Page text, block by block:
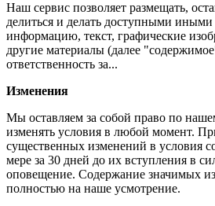
Наш сервис позволяет размещать,
делиться и делать доступными иными
информацию, текст, графические
другие материалы (далее
ответственность за...
Изменения
Мы оставляем за собой право по
изменять условия в любой момент.
существенных изменений в условия
мере за 30 дней до их вступления в
оповещение. Содержание значимых
полностью на наше усмотрение.